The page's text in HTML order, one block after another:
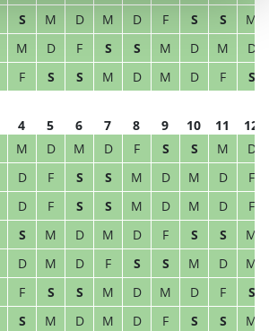
S M D M D F S S
M
M D F S S M D M
D
F S S M D M D F S
4 5 6 7 8 9 10 11
12
M D M D F S S M
D
D F S S M D M D
F
D F S S M D M D
F
S M D M D F S S
M
D M D F S S M D
M
F S S M D M D F
S
S M D M D F S S
M